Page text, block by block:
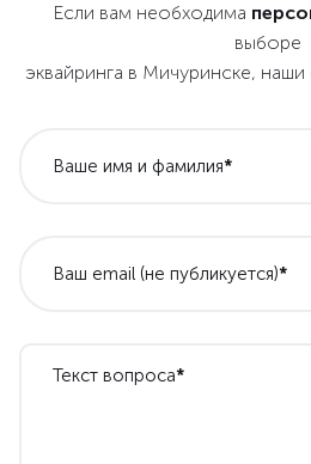
Если вам необходима
выборе
эквайринга в Мичуринске,
Ваше имя и фамилия*
Ваш email (не публикуется)*
Текст вопроса*